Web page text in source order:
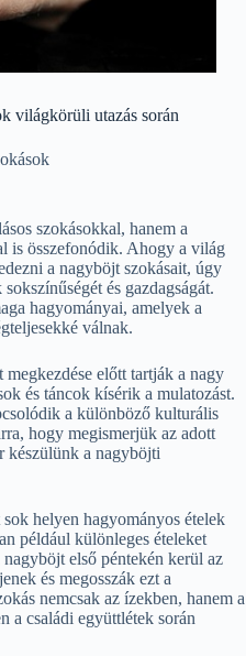
világkörüli utazás során
szokásokkal, hanem a
is összefonódik. Ahogy a világ
a nagyböjt szokásait, úgy
és gazdagságát.
hagyományai, amelyek a
válnak.
előtt tartják a nagy
és táncok kísérik a mulatozást.
a különböző kulturális
hogy megismerjük az adott
készülünk a nagyböjti
helyen hagyományos ételek
például különleges ételeket
első péntekén kerül az
és megosszák ezt a
nemcsak az ízekben, hanem a
a családi együttlétek során